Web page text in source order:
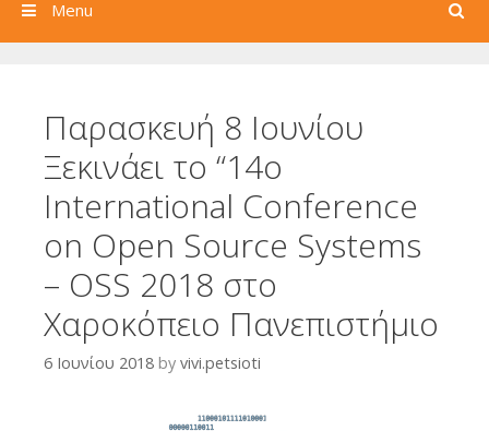
Search
Menu
Παρασκευή 8 Ιουνίου
Ξεκινάει το “14o
International Conference
on Open Source Systems
– OSS 2018 στο
Χαροκόπειο Πανεπιστήμιο
6 Ιουνίου 2018 by vivi.petsioti